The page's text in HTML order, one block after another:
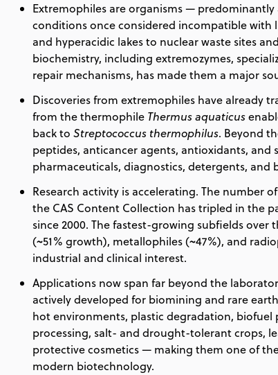
Extremophiles are organisms —
conditions once considered incompatible
and hyperacidic lakes to nuclear waste sites
biochemistry, including extremozymes,
repair mechanisms, has made them a major
Discoveries from extremophiles have already
from the thermophile Thermus aquaticus
back toStreptococcus thermophilus. Beyond
peptides, anticancer agents, antioxidants, and
pharmaceuticals, diagnostics, detergents, and
Research activity is accelerating. The number
the CAS Content Collection has tripled in the
since 2000. The fastest-growing subfields
(~51% growth), metallophiles (~47%), and
industrial and clinical interest.
Applications now span far beyond the
actively developed for biomining and rare
hot environments, plastic degradation,
processing, salt- and drought-tolerant crops,
protective cosmetics — making them one of
modern biotechnology.